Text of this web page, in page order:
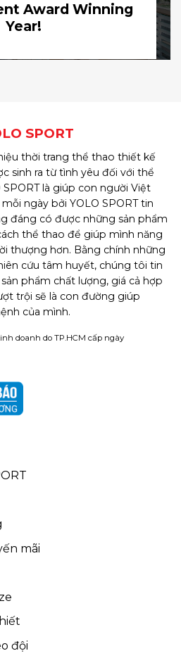
Award Winning
Year!
SPORT
thời trang thể thao thiết kế
sinh ra từ tình yêu đối với thể
là giúp con người Việt
ngày bởi YOLO SPORT tin
đáng có được những sản phẩm
thể thao để giúp mình năng
thượng hơn. Bằng chính những
cứu tâm huyết, chúng tôi tin
phẩm chất lượng, giá cả hợp
trội sẽ là con đường giúp
của mình.
doanh do TP.HCM cấp ngày
mãi
đội